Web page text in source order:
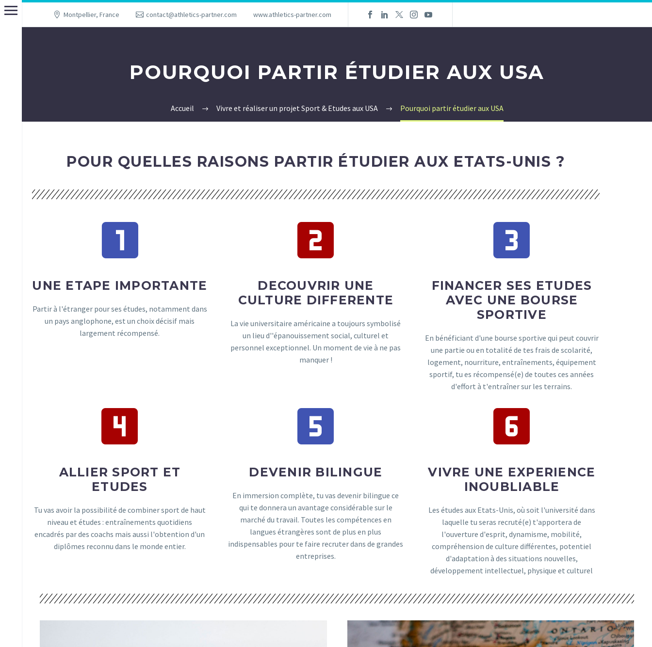
Montpellier, France contact@athletics-partner.com www.athletics-partner.com
POURQUOI PARTIR ÉTUDIER AUX USA
Accueil Vivre et réaliser un projet Sport & Etudes aux USA Pourquoi partir étudier aux USA
POUR QUELLES RAISONS PARTIR ÉTUDIER AUX ETATS-UNIS ?
UNE ETAPE IMPORTANTE
Partir à l'étranger pour ses études, notamment dans
un pays anglophone, est un choix décisif mais
largement récompensé.
DECOUVRIR UNE
CULTURE DIFFERENTE
La vie universitaire américaine a toujours symbolisé
un lieu d''épanouissement social, culturel et
personnel exceptionnel. Un moment de vie à ne pas
manquer !
FINANCER SES ETUDES
AVEC UNE BOURSE
SPORTIVE
En bénéficiant d'une bourse sportive qui peut couvrir
une partie ou en totalité de tes frais de scolarité,
logement, nourriture, entraînements, équipement
sportif, tu es récompensé(e) de toutes ces années
d'effort à t'entraîner sur les terrains.
ALLIER SPORT ET
ETUDES
Tu vas avoir la possibilité de combiner sport de haut
niveau et études : entraînements quotidiens
encadrés par des coachs mais aussi l'obtention d'un
diplômes reconnu dans le monde entier.
DEVENIR BILINGUE
En immersion complète, tu vas devenir bilingue ce
qui te donnera un avantage considérable sur le
marché du travail. Toutes les compétences en
langues étrangères sont de plus en plus
indispensables pour te faire recruter dans de grandes
entreprises.
VIVRE UNE EXPERIENCE
INOUBLIABLE
Les études aux Etats-Unis, où soit l'université dans
laquelle tu seras recruté(e) t'apportera de
l'ouverture d'esprit, dynamisme, mobilité,
compréhension de culture différentes, potentiel
d'adaptation à des situations nouvelles,
développement intellectuel, physique et culturel